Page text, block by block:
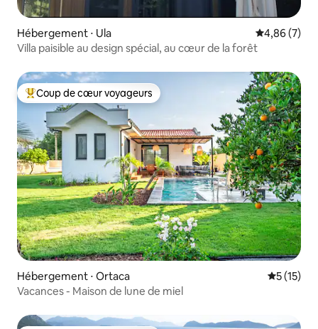
Hébergement ⋅ Ula Évaluation
4,86 (7)
Villa paisible au design spécial, au cœur de la forêt
Coups de cœur voyageurs les plus appréciés
Coup de cœur voyageurs
Hébergement ⋅ Ortaca
5 (15)
Vacances - Maison de lune de miel